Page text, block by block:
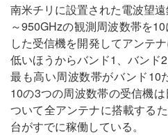
南米チリに設置された電波望
～950GHzの観測周波数帯を
した受信機を開発してアンテ
低いほうからバンド1、バンド
最も高い周波数帯がバンド10
10の3つの周波数帯の受信機
ついて全アンテナに搭載する
台がすでに稼働している。